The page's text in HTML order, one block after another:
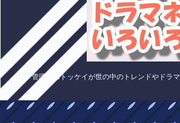
管理人のトッケイが世の中のトレンドやドラ